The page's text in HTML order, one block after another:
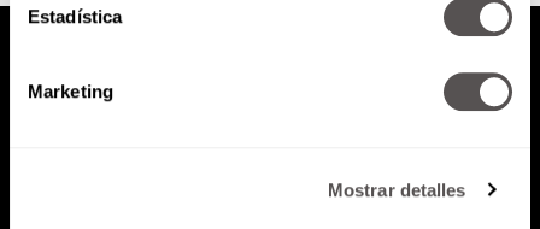
Estadística
Marketing
Mostrar detalles
Política de Privacidad